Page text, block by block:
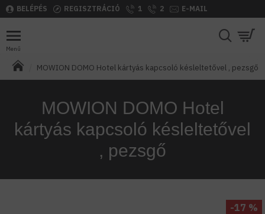
BELÉPÉS REGISZTRÁCIÓ 1 2 E-MAIL
MOWION DOMO Hotel kártyás kapcsoló késleltetővel , pezsgő
MOWION DOMO Hotel
kártyás kapcsoló késleltetővel
, pezsgő
-17 %